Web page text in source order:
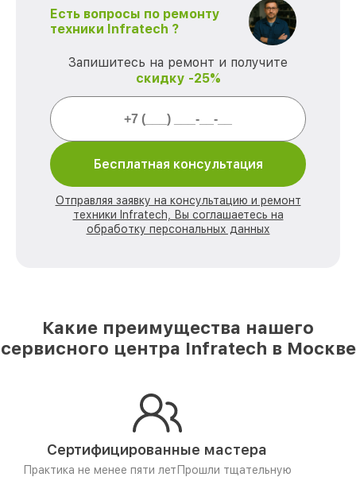
Есть вопросы по ремонту
техники Infratech ?
Запишитесь на ремонт и получите
скидку -25%
Бесплатная консультация
Отправляя заявку на консультацию и ремонт
техники Infratech, Вы соглашаетесь на
обработку персональных данных
Какие преимущества нашего
сервисного центра Infratech в Москве
Сертифицированные мастера
Практика не менее пяти лет Прошли тщательную